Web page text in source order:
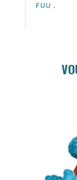
FUU .